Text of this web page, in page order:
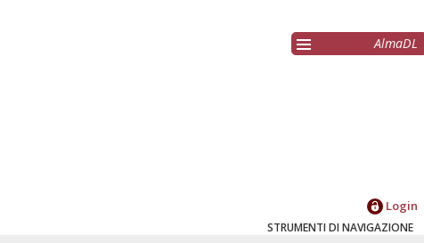
AlmaDL
Login
STRUMENTI DI NAVIGAZIONE